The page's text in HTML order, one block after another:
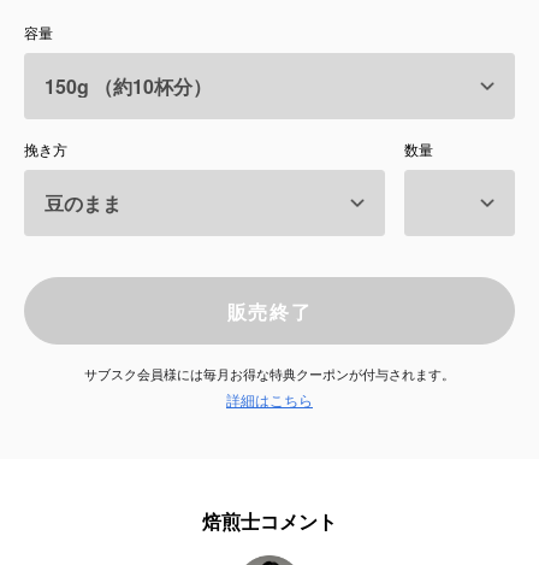
よくある質問
容量
挽き方 数量
販売終了
サブスク会員様には毎月お得な特典クーポンが付与されます。
詳細はこちら
焙煎士コメント